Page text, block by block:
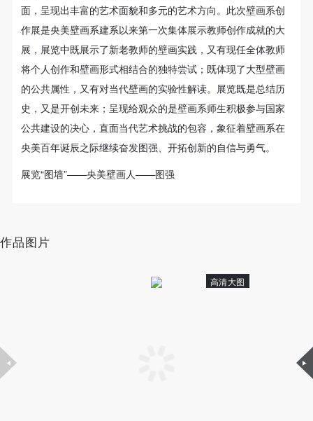
面，呈现出丰富的艺术面貌和多元的艺术方向。此次壁画系创
作展是央美壁画系建系以来第一次集体展示教师创作成就的大
展，展览中既展示了新老教师的壁画实践，又有现任全体教师
将个人创作和壁画形式相结合的独特尝试；既体现了大型壁画
的公共属性，又有对当代壁画的实验性解读。展览既是总结历
史，又是开创未来；呈现给观众的是壁画系师生积极参与国家
公共建设的决心，直面当代艺术挑战的包容，象征着壁画系在
央美百年诞辰之际继续奋发图强、开拓创新的自信与勇气。
展览“图墙”——央美壁画人——图强
作品图片
高清大图
人民共和国民法通则》若干问题的意见（试行）>的
有关规定，为明确肖像许可方（甲方）和使用方（乙
方）的权利义务关系，经双方友好协商，甲乙双方就
带有甲方肖像的作品的使用达成如下一致协议：
一、 一般约定
（1）、甲方为本协议中的肖像权人，自愿将自己的
肖像权许可乙方作符合本协议约定和法律规定的用
途。
（2）、乙方中央美术学院美术馆是一所具有标志
和观众进行良好互动。以学院的学术研究为基础，积
共教育活动，为美院师生、中外艺术家以及社会公众
（3）、乙方为甲方拍摄中央美术学院公共教育部所
人民共和国民法通则》若干问题的意见（试行）>的
有关规定，为明确肖像许可方（甲方）和使用方（乙
方）的权利义务关系，经双方友好协商，甲乙双方就
带有甲方肖像的作品的使用达成如下一致协议：
一、 一般约定
（1）、甲方为本协议中的肖像权人，自愿将自己的
肖像权许可乙方作符合本协议约定和法律规定的用
途。
（2）、乙方中央美术学院美术馆是一所具有标志
和观众进行良好互动。以学院的学术研究为基础，积
共教育活动，为美院师生、中外艺术家以及社会公众
（3）、乙方为甲方拍摄中央美术学院公共教育部所
人民共和国民法通则》若干问题的意见（试行）>的
有关规定，为明确肖像许可方（甲方）和使用方（乙
方）的权利义务关系，经双方友好协商，甲乙双方就
带有甲方肖像的作品的使用达成如下一致协议：
一、 一般约定
（1）、甲方为本协议中的肖像权人，自愿将自己的
肖像权许可乙方作符合本协议约定和法律规定的用
途。
（2）、乙方中央美术学院美术馆是一所具有标志
和观众进行良好互动。以学院的学术研究为基础，积
共教育活动，为美院师生、中外艺术家以及社会公众
（3）、乙方为甲方拍摄中央美术学院公共教育部所